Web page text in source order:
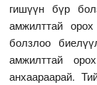
гишүүн бүр
амжилттай
болзлоо
амжилттай
анхаараарай.